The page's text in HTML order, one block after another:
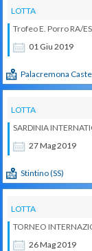
LOTTA
01 Giu 2019
Trofeo E. Porro RA/
Palacremona
LOTTA
27Mag2019
SARDINIA
Stintino (SS)
LOTTA
26Mag2019
TORNEO